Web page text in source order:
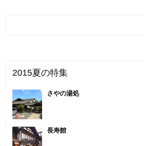
2015夏の特集
さやの湯処
長寿館